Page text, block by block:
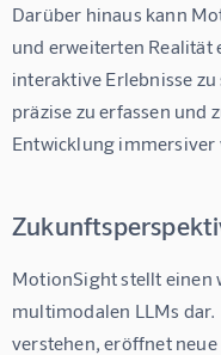
Darüber hinaus kann
und erweiterten
interaktive Erlebnisse
präzise zu erfassen
Entwicklung immersiver
MotionSight stellt einen
multimodalen LLMs
verstehen, eröffnet